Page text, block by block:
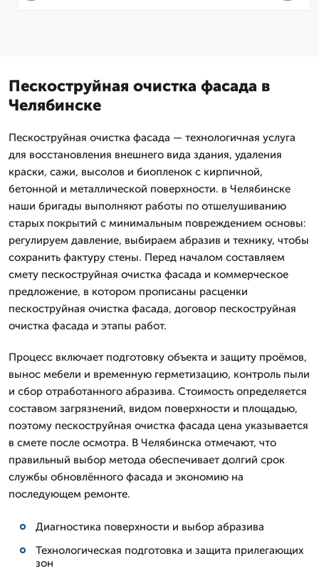
Пескоструйная очистка фасада в
Челябинске
Пескоструйная очистка фасада — технологичная услуга
для восстановления внешнего вида здания, удаления
краски, сажи, высолов и биопленок с кирпичной,
бетонной и металлической поверхности. в Челябинске
наши бригады выполняют работы по отшелушиванию
старых покрытий с минимальным повреждением основы:
регулируем давление, выбираем абразив и технику, чтобы
сохранить фактуру стены. Перед началом составляем
смету пескоструйная очистка фасада и коммерческое
предложение, в котором прописаны расценки
пескоструйная очистка фасада, договор пескоструйная
очистка фасада и этапы работ.
Процесс включает подготовку объекта и защиту проёмов,
вынос мебели и временную герметизацию, контроль пыли
и сбор отработанного абразива. Стоимость определяется
составом загрязнений, видом поверхности и площадью,
поэтому пескоструйная очистка фасада цена указывается
в смете после осмотра. В Челябинска отмечают, что
правильный выбор метода обеспечивает долгий срок
службы обновлённого фасада и экономию на
последующем ремонте.
Диагностика поверхности и выбор абразива
Технологическая подготовка и защита прилегающих
зон